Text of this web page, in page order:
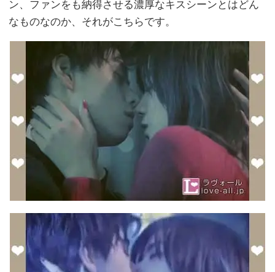
ン、ファンをも納得させる濃厚なキスシーンとはどん
なものなのか、それがこちらです。